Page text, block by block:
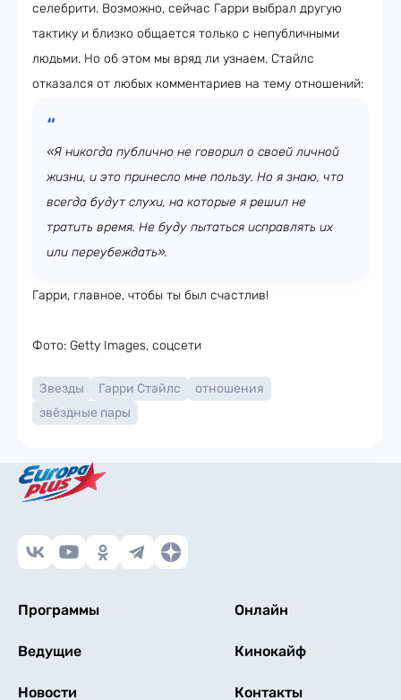
селебрити. Возможно, сейчас Гарри выбрал другую
тактику и близко общается только с непубличными
людьми. Но об этом мы вряд ли узнаем. Стайлс
отказался от любых комментариев на тему отношений:
«Я никогда публично не говорил о своей личной
жизни, и это принесло мне пользу. Но я знаю, что
всегда будут слухи, на которые я решил не
тратить время. Не буду пытаться исправлять их
или переубеждать».
Гарри, главное, чтобы ты был счастлив!
Фото: Getty Images, соцсети
Звезды Гарри Стайлс
отношения
звёздные пары
Программы Онлайн
Ведущие Кинокайф
Новости Контакты